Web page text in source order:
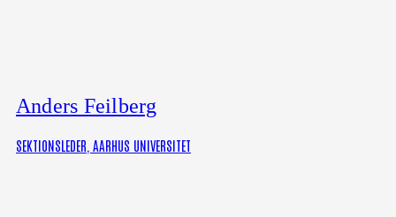
Anders Feilberg
SEKTIONSLEDER, AARHUS UNIVERSITET